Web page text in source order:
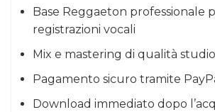
Base Reggaeton professionale
registrazioni vocali
Mix e mastering di qualità studio
Pagamento sicuro tramite
Download immediato dopo